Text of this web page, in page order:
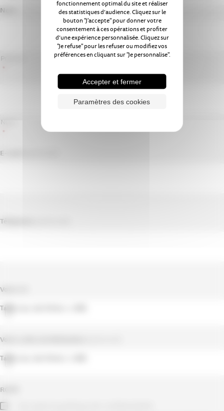
Nom
Prénom
*
Nom
*
E-mail
Téléphone
Votre CV
Taille max. des fichiers : 2 MB.
Votre Lettre de Motivation
Taille max. des fichiers : 2 MB.
RGPD
fonctionnement optimal du site et réaliser
des statistiques d’audience. Cliquez sur le
bouton "J'accepte" pour donner votre
consentement à ces opérations et profiter
d’une expérience personnalisée. Cliquez sur
"Je refuse" pour les refuser ou modifiez vos
préférences en cliquant sur "Je personnalise".
Accepter et fermer
Paramètres des cookies